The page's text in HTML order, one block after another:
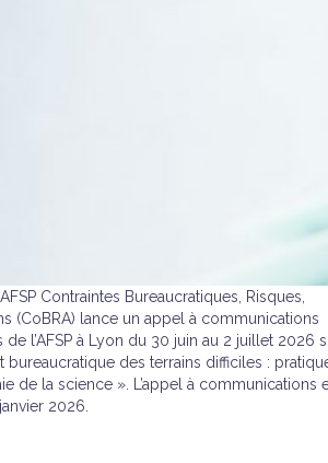
Contraintes Bureaucratiques, Risques,
(CoBRA) lance un appel à communications
l’AFSP à Lyon du 30 juin au 2 juillet 2026
bureaucratique des terrains difficiles :
de la science ». L’appel à communications
2026.